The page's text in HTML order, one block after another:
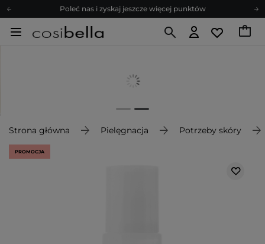
Poleć nas i zyskaj jeszcze więcej punktów
Zapisz się na newsletter pełen porad
Poleć nas i zyskaj jeszcze więcej punktów
Strona główna Pielęgnacja Potrzeby skóry
PROMOCJA